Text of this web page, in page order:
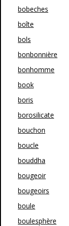
bobeches
boîte
bols
bonbonnière
bonhomme
book
boris
borosilicate
bouchon
boucle
bouddha
bougeoir
bougeoirs
boule
boulesphère